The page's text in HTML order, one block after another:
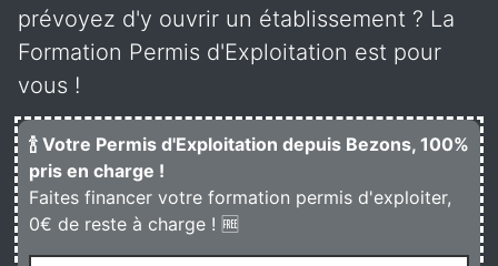
prévoyez d'y ouvrir un établissement ? La
Formation Permis d'Exploitation est pour
vous !
🍾 Votre Permis d'Exploitation depuis Bezons, 100%
pris en charge !
Faites financer votre formation permis d'exploiter,
0€ de reste à charge ! 🆓